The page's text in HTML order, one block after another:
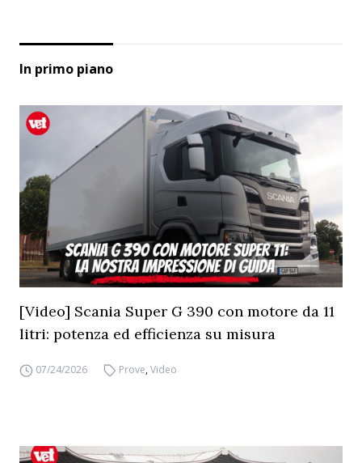
In primo piano
[Video] Scania Super G 390 con motore da 11
litri: potenza ed efficienza su misura
07/24/2026 Prove,Video